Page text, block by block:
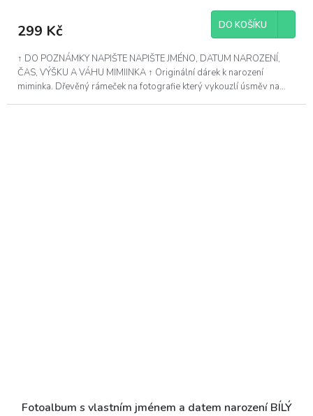
299 Kč DO KOŠÍKU
↑ DO POZNÁMKY NAPIŠTE NAPIŠTE JMÉNO, DATUM NAROZENÍ,
ČAS, VÝŠKU A VÁHU MIMIINKA ↑ Originální dárek k narození
miminka. Dřevěný rámeček na fotografie který vykouzlí úsměv na...
Fotoalbum s vlastním jménem a datem narození BÍLÝ